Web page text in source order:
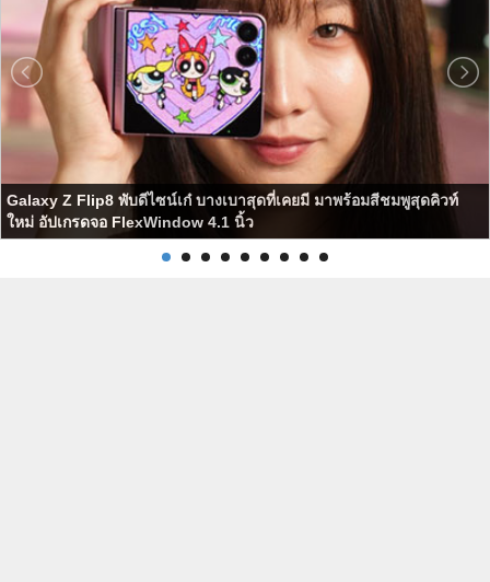
Galaxy Z Flip8 พับดีไซน์เก๋ บางเบาสุดที่เคยมี มาพร้อมสีชมพูสุดคิวท์
ใหม่ อัปเกรดจอ FlexWindow 4.1 นิ้ว